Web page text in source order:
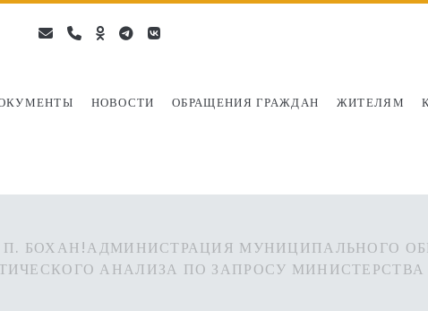
НОВОСТИ ОБРАЩЕНИЯ ГРАЖДАН ЖИТЕЛЯМ
emailphone
ok- telegram
vk
БОХАН!АДМИНИСТРАЦИЯ МУНИЦИПАЛЬНОГО
АНАЛИЗА ПО ЗАПРОСУ